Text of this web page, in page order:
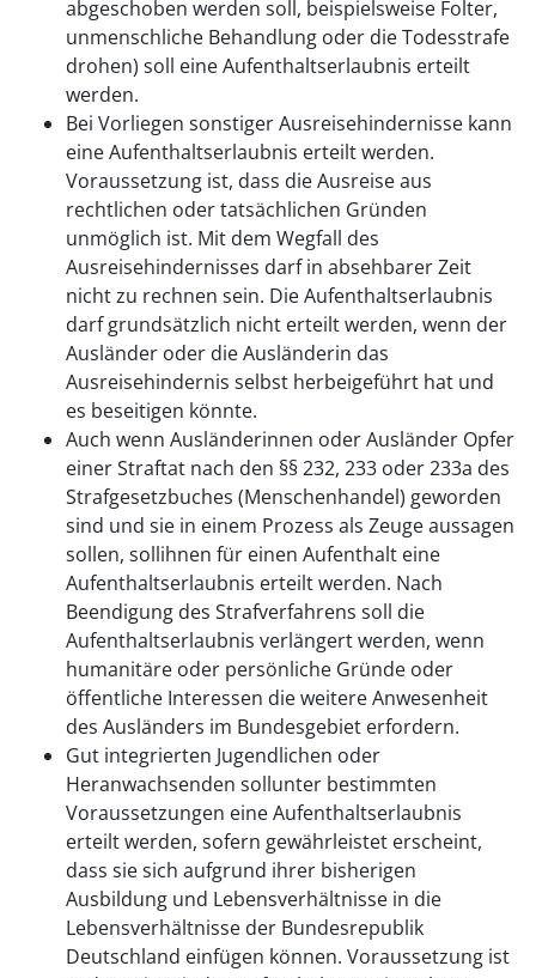
abgeschoben werden soll, beispielsweise Folter,
unmenschliche Behandlung oder die Todesstrafe
drohen) soll eine Aufenthaltserlaubnis erteilt
werden.
Bei Vorliegen sonstiger Ausreisehindernisse kann
eine Aufenthaltserlaubnis erteilt werden.
Voraussetzung ist, dass die Ausreise aus
rechtlichen oder tatsächlichen Gründen
unmöglich ist. Mit dem Wegfall des
Ausreisehindernisses darf in absehbarer Zeit
nicht zu rechnen sein. Die Aufenthaltserlaubnis
darf grundsätzlich nicht erteilt werden, wenn der
Ausländer oder die Ausländerin das
Ausreisehindernis selbst herbeigeführt hat und
es beseitigen könnte.
Auch wenn Ausländerinnen oder Ausländer Opfer
einer Straftat nach den §§ 232, 233 oder 233a des
Strafgesetzbuches (Menschenhandel) geworden
sind und sie in einem Prozess als Zeuge aussagen
sollen, sollihnen für einen Aufenthalt eine
Aufenthaltserlaubnis erteilt werden. Nach
Beendigung des Strafverfahrens soll die
Aufenthaltserlaubnis verlängert werden, wenn
humanitäre oder persönliche Gründe oder
öffentliche Interessen die weitere Anwesenheit
des Ausländers im Bundesgebiet erfordern.
Gut integrierten Jugendlichen oder
Heranwachsenden sollunter bestimmten
Voraussetzungen eine Aufenthaltserlaubnis
erteilt werden, sofern gewährleistet erscheint,
dass sie sich aufgrund ihrer bisherigen
Ausbildung und Lebensverhältnisse in die
Lebensverhältnisse der Bundesrepublik
Deutschland einfügen können. Voraussetzung ist